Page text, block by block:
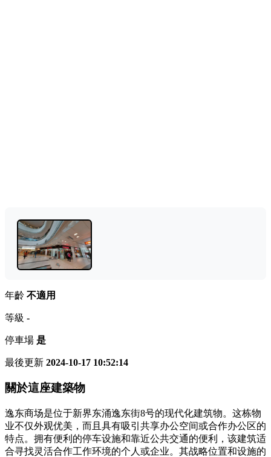
年齡 不適用
等級 -
停車場 是
最後更新 2024-10-17 10:52:14
關於這座建築物
逸东商场是位于新界东涌逸东街8号的现代化建筑物。这栋物
业不仅外观优美，而且具有吸引共享办公空间或合作办公区的
特点。拥有便利的停车设施和靠近公共交通的便利，该建筑适
合寻找灵活合作工作环境的个人或企业。其战略位置和设施的